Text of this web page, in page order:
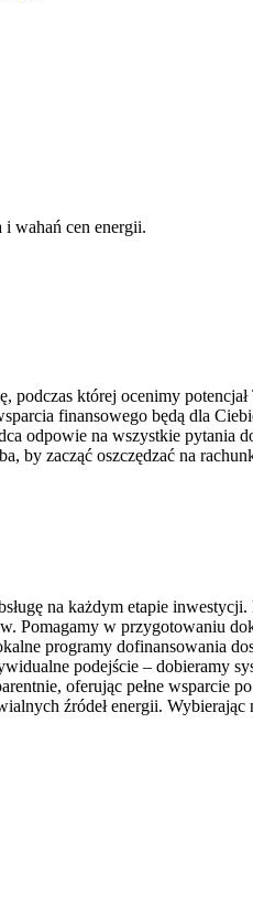
i wahań cen energii.
podczas której ocenimy
finansowego będą dla
odpowie na wszystkie pytania
zacząć oszczędzać na
na każdym etapie inwestycji.
Pomagamy w przygotowaniu
programy dofinansowania
podejście – dobieramy
oferując pełne wsparcie
źródeł energii. Wybierając